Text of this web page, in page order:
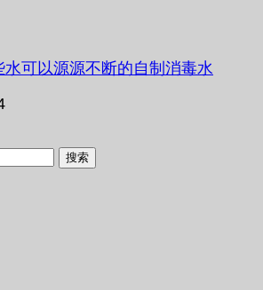
水可以源源不断的自制消毒水